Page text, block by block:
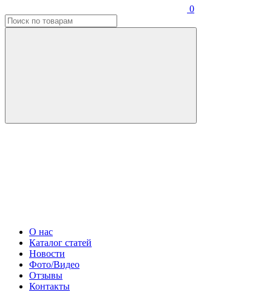
0
О нас
Каталог статей
Новости
Фото/Видео
Отзывы
Контакты